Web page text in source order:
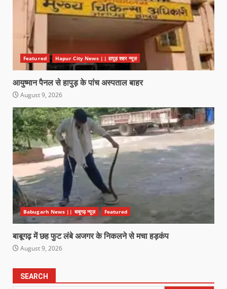
Featured Hapur City News || हापुड़ शहर न्यूज़
आयुष्मान पैनल से हापुड़ के पांच अस्पताल बाहर
August 9, 2026
Babugarh News || बाबूगढ़ न्यूज़ Featured
बाबूगढ़ में छह फुट लंबे अजगर के निकलने से मचा हड़कंप
August 9, 2026
SEARCH